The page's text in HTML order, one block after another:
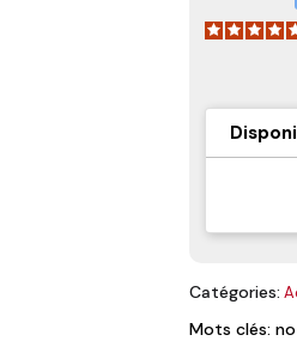
Catégories:
Mots clés: